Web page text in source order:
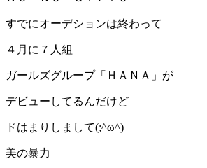
すでにオーデションは終わって
４月に７人組
ガールズグループ「ＨＡＮＡ」が
デビューしてるんだけど
ドはまりしまして(;^ω^)
美の暴力